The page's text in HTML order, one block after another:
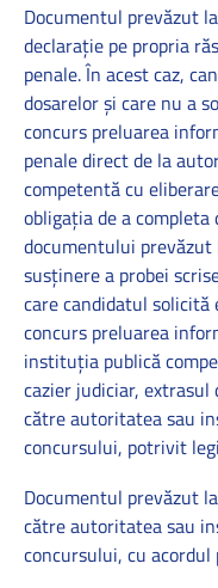
Documentul prevăzut
declaraţie pe propria
penale. În acest caz,
dosarelor şi care nu a
concurs preluarea
penale direct de la
competentă cu
obligaţia de a
documentului
susţinere a probei
care candidatul
concurs preluarea
instituţia publică
cazier judiciar, extrasul
către autoritatea sau
concursului, potrivit
Documentul prevăzut
către autoritatea sau
concursului, cu